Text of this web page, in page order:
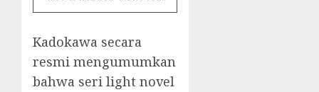
Kadokawa secara
resmi mengumumkan
bahwa seri light novel